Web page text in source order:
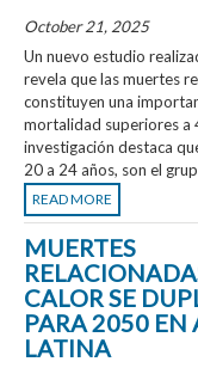
October 21, 2025
Un nuevo estudio
revela que las muertes
constituyen una
mortalidad superiores a
investigación destaca
20 a 24 años, son el
READ MORE
MUERTES
CALOR SE
PARA 2050 EN
LATINA